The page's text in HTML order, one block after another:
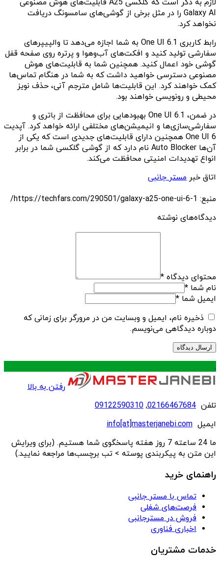
لازم به ذکر است که گلکسی A25 قابلیت‌های هوش مصنوعی
Galaxy AI را در مثل برخی از گوشی‌های سامسونگ دریافت
نخواهد کرد.
رابط کاربری One UI 6.1 به شما اجازه می‌دهد تا والپیپرهای
سفارشی تولید کنید و افکت‌های آب‌وهوا و پرتره روی صفحه قفل
گوشی خود اعمال کنید. همچنین شما به قابلیت‌های هوش
مصنوعی دسترسی خواهید داشت که به شما در هنگام تماس‌ها
کمک خواهند کرد. این قابلیت‌ها شامل مترجم آنی، حذف نویز
محیطی و رونویسی خواهند بود.
در ضمن، One UI 6.1 بهبودهایی برای محافظت از باتری و
سفارشی‌سازی‌ها و انیمیشن‌های مختلفی ارائه خواهد کرد. آپدیت
One UI 6 همچنین دارای قابلیت‌های جدیدی است که یکی از
آن‌ها Auto Blocker نام دارد که از گوشی گلکسی شما در برابر
انواع تهدیدات امنیتی محافظت می‌کند.
اتاق خبر مستر جانبی
منبع: https://techfars.com/290501/galaxy-a25-one-ui-6-1/
دیدگاه‌های نوشته
محتوای دیدگاه *
نام شما *
ایمیل شما *
ذخیره نام، ایمیل و وبسایت من در مرورگر برای زمانی که
دوباره دیدگاهی می‌نویسم.
.
رفتن به بالا
تلفن 02166467684
,
09122590310
ایمیل info[at]masterjanebi.com
ما 24 ساعته 7 روز هفته پاسخگوی شما هستیم. (برای ویرایش
این متن به پیکربندی پوسته > تب برچسب‌ها مراجعه نمایید.)
راهنمای خرید
تماس با مستر جانبی
فرصت‌های شغلی
فروش در مسترجانبی
اخباری فناوری
خدمات مشتریان